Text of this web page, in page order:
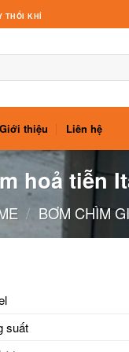
THỔI KHÍ
Giới thiệu Liên hệ
hoả tiễn
/ BƠM CHÌM
suất